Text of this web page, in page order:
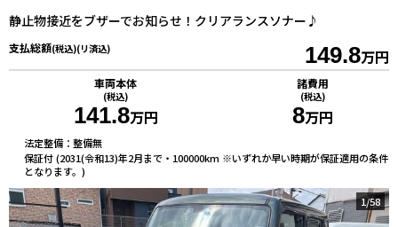
静止物接近をブザーでお知らせ！クリアランスソナー♪
支払総額(税込)(リ済込) 149.8万円
車両本体
(税込)
141.8万円
諸費用
(税込)
8万円
法定整備：整備無
保証付 (2031(令和13)年2月まで・100000km ※いずれか早い時期が保証適用の条件
となります。)
1/58